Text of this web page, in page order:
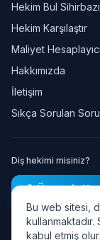
Hekim Bul Sihirbazı
Hekim Karşılaştır
Maliyet Hesaplayıcı
Hakkımızda
İletişim
Sıkça Sorulan
Diş hekimi misiniz?
Ücretsiz
Bu web sitesi,
kullanmaktadır.
kabul etmiş